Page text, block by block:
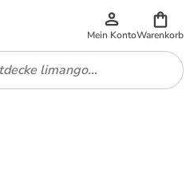
Mein KontoWarenkorb